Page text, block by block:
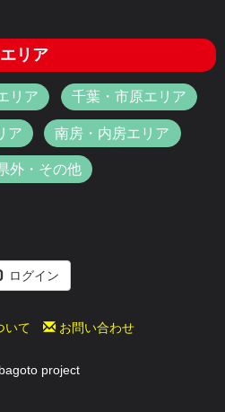
エリア
リア 千葉・市原エリア
ア 南房・内房エリア
外・その他
ログイン
いて お問い合わせ
project